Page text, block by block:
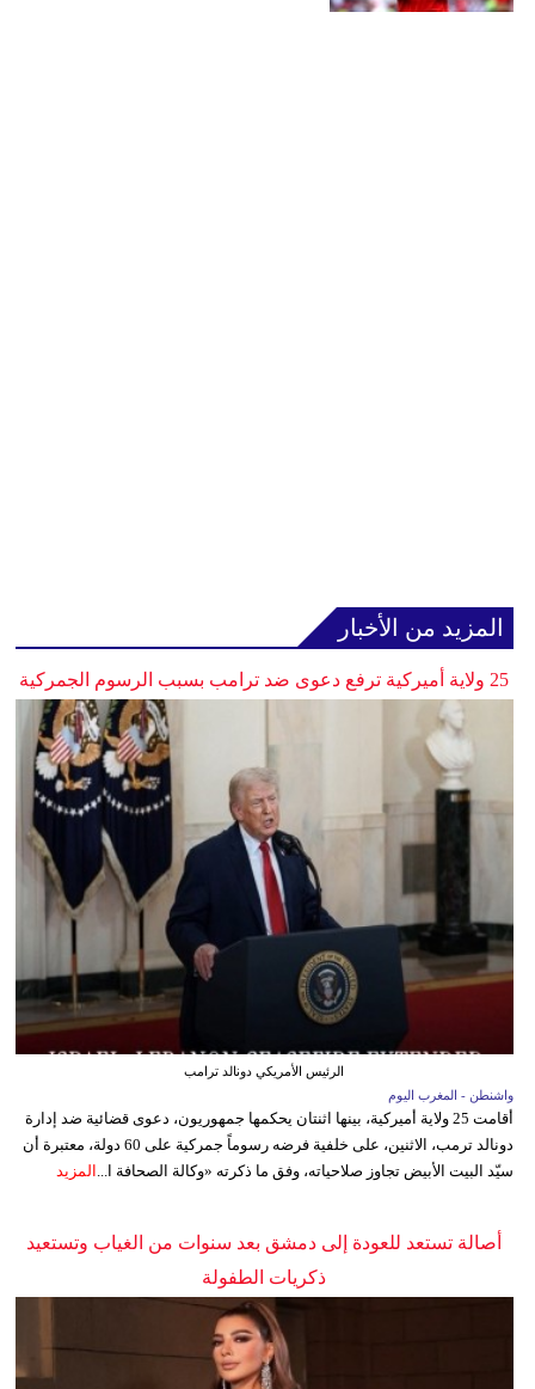
المزيد من الأخبار
25 ولاية أميركية ترفع دعوى ضد ترامب بسبب الرسوم الجمركية
الرئيس الأمريكي دونالد ترامب
واشنطن - المغرب اليوم
أقامت 25 ولاية أميركية، بينها اثنتان يحكمها جمهوريون، دعوى قضائية ضد إدارة
دونالد ترمب، الاثنين، على خلفية فرضه رسوماً جمركية على 60 دولة، معتبرة أن
سيّد البيت الأبيض تجاوز صلاحياته، وفق ما ذكرته «وكالة الصحافة ا... المزيد
أصالة تستعد للعودة إلى دمشق بعد سنوات من الغياب وتستعيد
ذكريات الطفولة